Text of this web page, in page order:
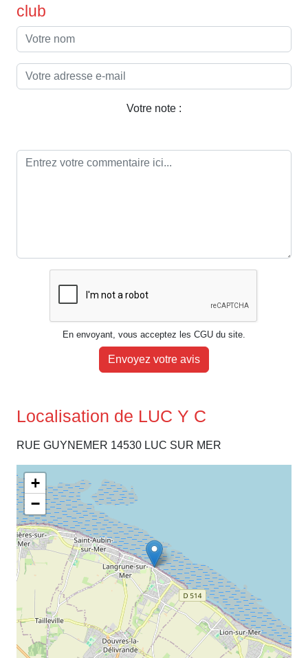
club
Votre note :
En envoyant, vous acceptez les CGU du site.
Envoyez votre avis
Localisation de LUC Y C
RUE GUYNEMER 14530 LUC SUR MER
+
−